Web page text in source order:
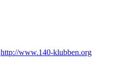
http://www.140-klubben.org